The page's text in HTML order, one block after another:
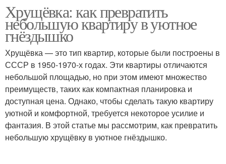
Квартиры в хрущевке
Хрущёвка: как превратить
небольшую квартиру в уютное
гнёздышко
Хрущёвка — это тип квартир, которые были построены в
СССР в 1950-1970-х годах. Эти квартиры отличаются
небольшой площадью, но при этом имеют множество
преимуществ, таких как компактная планировка и
доступная цена. Однако, чтобы сделать такую квартиру
уютной и комфортной, требуется некоторое усилие и
фантазия. В этой статье мы рассмотрим, как превратить
небольшую хрущёвку в уютное гнёздышко.